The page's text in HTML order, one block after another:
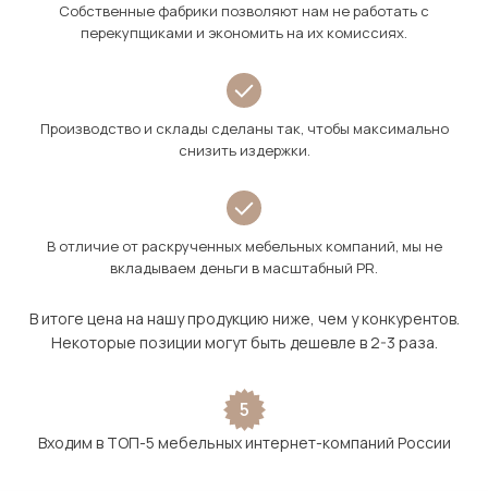
Собственные фабрики позволяют нам не работать с
перекупщиками и экономить на их комиссиях.
Производство и склады сделаны так, чтобы максимально
снизить издержки.
В отличие от раскрученных мебельных компаний, мы не
вкладываем деньги в масштабный PR.
В итоге цена на нашу продукцию ниже, чем у конкурентов.
Некоторые позиции могут быть дешевле в 2-3 раза.
5
Входим в ТОП-5 мебельных интернет-компаний России